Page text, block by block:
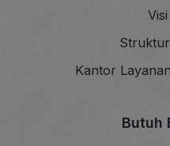
Kantor
Butuh